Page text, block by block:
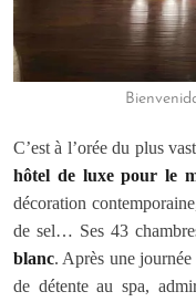
C’est à l’orée du plus
hôtel de luxe pour le
décoration
de sel… Ses 43
blanc. Après une
de détente au spa,